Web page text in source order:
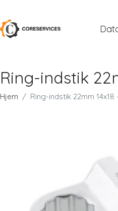
Ring-indstik
Hjem Ring-indstik 22mm